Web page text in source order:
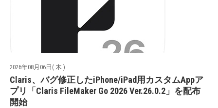
2026年08月06日( 木 )
Claris、バグ修正したiPhone/iPad用カスタムAppア
プリ「Claris FileMaker Go 2026 Ver.26.0.2」を配布
開始